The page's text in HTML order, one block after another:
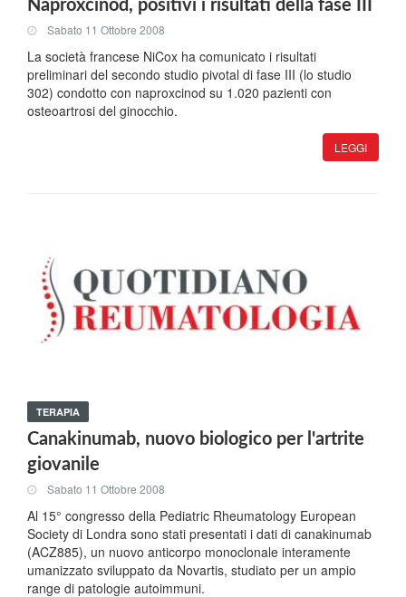
Naproxcinod, positivi i risultati della fase III
Sabato 11 Ottobre 2008
La società francese NiCox ha comunicato i risultati
preliminari del secondo studio pivotal di fase III (lo studio
302) condotto con naproxcinod su 1.020 pazienti con
osteoartrosi del ginocchio.
LEGGI
TERAPIA
Canakinumab, nuovo biologico per l'artrite
giovanile
Sabato 11 Ottobre 2008
Al 15° congresso della Pediatric Rheumatology European
Society di Londra sono stati presentati i dati di canakinumab
(ACZ885), un nuovo anticorpo monoclonale interamente
umanizzato sviluppato da Novartis, studiato per un ampio
range di patologie autoimmuni.